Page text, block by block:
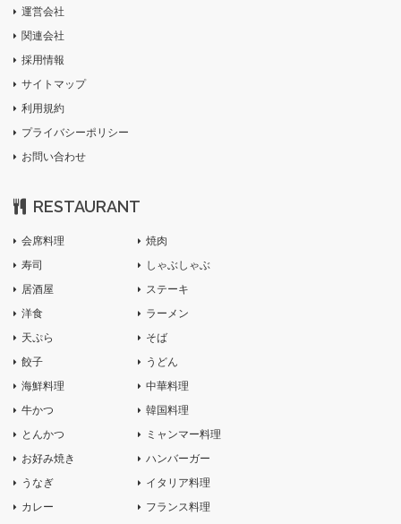
運営会社
関連会社
採用情報
サイトマップ
利用規約
プライバシーポリシー
お問い合わせ
RESTAURANT
会席料理
寿司
居酒屋
洋食
天ぷら
餃子
海鮮料理
牛かつ
とんかつ
お好み焼き
うなぎ
カレー
焼肉
しゃぶしゃぶ
ステーキ
ラーメン
そば
うどん
中華料理
韓国料理
ミャンマー料理
ハンバーガー
イタリア料理
フランス料理